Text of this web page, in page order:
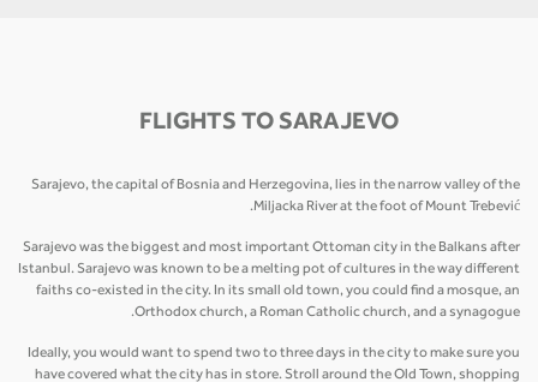
FLIGHTS TO SARAJEVO
Sarajevo, the capital of Bosnia and Herzegovina, lies in the narrow valley of the
Miljacka River at the foot of Mount Trebević.
Sarajevo was the biggest and most important Ottoman city in the Balkans after
Istanbul. Sarajevo was known to be a melting pot of cultures in the way different
faiths co-existed in the city. In its small old town, you could find a mosque, an
Orthodox church, a Roman Catholic church, and a synagogue.
Ideally, you would want to spend two to three days in the city to make sure you
have covered what the city has in store. Stroll around the Old Town, shopping